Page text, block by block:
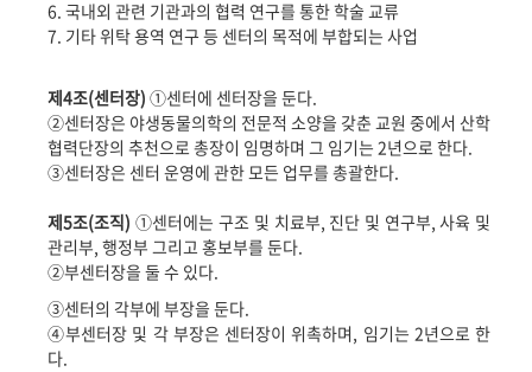
6. 국내외 관련 기관과의 협력 연구를 통한 학술 교류
7. 기타 위탁 용역 연구 등 센터의 목적에 부합되는 사업
제4조(센터장) ①센터에 센터장을 둔다.
②센터장은 야생동물의학의 전문적 소양을 갖춘 교원 중에서 산학
협력단장의 추천으로 총장이 임명하며 그 임기는 2년으로 한다.
③센터장은 센터 운영에 관한 모든 업무를 총괄한다.
제5조(조직) ①센터에는 구조 및 치료부, 진단 및 연구부,사육 및
관리부, 행정부 그리고 홍보부를 둔다.
②부센터장을 둘 수 있다.
③센터의 각부에 부장을 둔다.
④부센터장 및 각 부장은 센터장이 위촉하며, 임기는 2년으로 한
다.